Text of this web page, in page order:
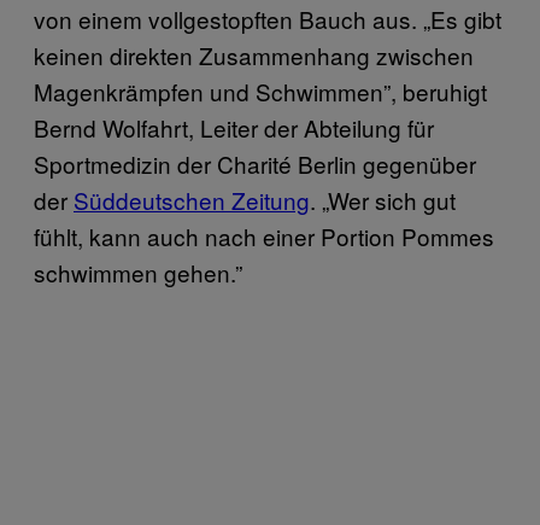
von einem vollgestopften Bauch aus. „Es gibt
keinen direkten Zusammenhang zwischen
Magenkrämpfen und Schwimmen”, beruhigt
Bernd Wolfahrt, Leiter der Abteilung für
Sportmedizin der Charité Berlin gegenüber
der Süddeutschen Zeitung. „Wer sich gut
fühlt, kann auch nach einer Portion Pommes
schwimmen gehen.”